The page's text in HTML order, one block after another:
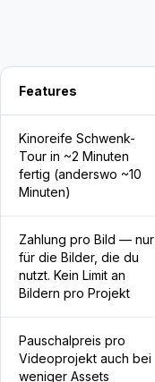
Features
Kinoreife Schwenk-
Tour in ~2 Minuten
fertig (anderswo ~10
Minuten)
Zahlung pro Bild — nur
für die Bilder, die du
nutzt. Kein Limit an
Bildern pro Projekt
Pauschalpreis pro
Videoprojekt auch bei
weniger Assets